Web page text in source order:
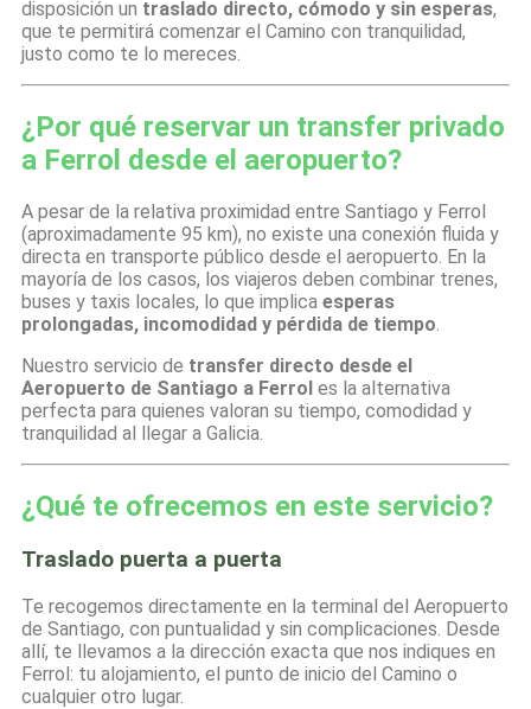
disposición un traslado directo, cómodo y sin esperas,
que te permitirá comenzar el Camino con tranquilidad,
justo como te lo mereces.
¿Por qué reservar un transfer privado
a Ferrol desde el aeropuerto?
A pesar de la relativa proximidad entre Santiago y Ferrol
(aproximadamente 95 km), no existe una conexión fluida y
directa en transporte público desde el aeropuerto. En la
mayoría de los casos, los viajeros deben combinar trenes,
buses y taxis locales, lo que implica esperas
prolongadas, incomodidad y pérdida de tiempo.
Nuestro servicio de transfer directo desde el
Aeropuerto de Santiago a Ferrol es la alternativa
perfecta para quienes valoran su tiempo, comodidad y
tranquilidad al llegar a Galicia.
¿Qué te ofrecemos en este servicio?
Traslado puerta a puerta
Te recogemos directamente en la terminal del Aeropuerto
de Santiago, con puntualidad y sin complicaciones. Desde
allí, te llevamos a la dirección exacta que nos indiques en
Ferrol: tu alojamiento, el punto de inicio del Camino o
cualquier otro lugar.